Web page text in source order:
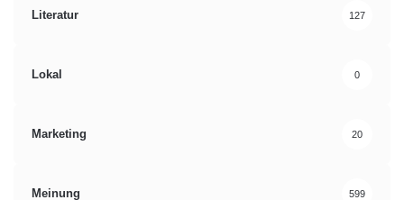
Literatur 127
Lokal 0
Marketing 20
Meinung 599